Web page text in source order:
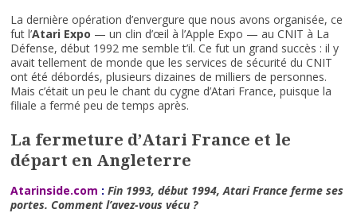
La dernière opération d’envergure que nous avons organisée, ce
fut l’Atari Expo — un clin d’œil à l’Apple Expo — au CNIT à La
Défense, début 1992 me semble t’il. Ce fut un grand succès : il y
avait tellement de monde que les services de sécurité du CNIT
ont été débordés, plusieurs dizaines de milliers de personnes.
Mais c’était un peu le chant du cygne d’Atari France, puisque la
filiale a fermé peu de temps après.
La fermeture d’Atari France et le
départ en Angleterre
Atarinside.com : Fin 1993, début 1994, Atari France ferme ses
portes. Comment l’avez-vous vécu ?